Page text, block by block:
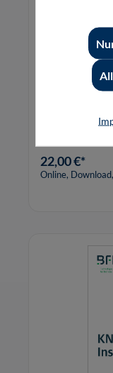
Elektrische
Grundlagen
22,00 €*
Online,